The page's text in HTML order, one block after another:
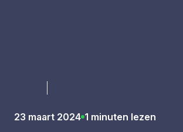
23 maart 2024 1 minuten lezen